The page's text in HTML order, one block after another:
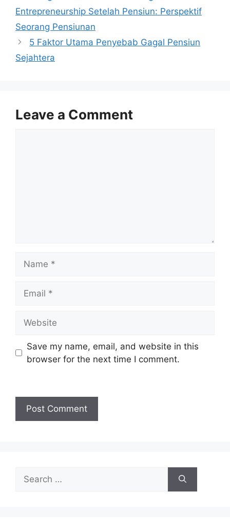
Entrepreneurship Setelah Pensiun: Perspektif
Seorang Pensiunan
5 Faktor Utama Penyebab Gagal Pensiun
Sejahtera
Leave a Comment
Save my name, email, and website in this
browser for the next time I comment.
for: